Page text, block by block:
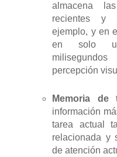
almacena
recientes y
ejemplo, y en
en solo
percepción
Memoria
información
tarea actual
relacionada y
de atención